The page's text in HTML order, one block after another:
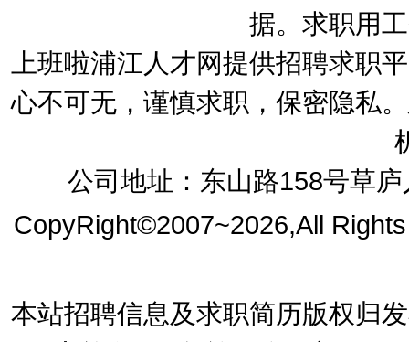
据。求职用
上班啦浦江人才网提供招聘求职
心不可无，谨慎求职，保密隐私
公司地址：东山路158号草
CopyRight©2007~2026,All
本站招聘信息及求职简历版权归